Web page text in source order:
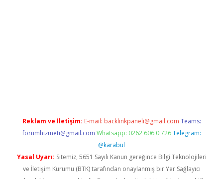
Reklam ve İletişim: E-mail: backlinkpaneli@gmail.com Teams:
forumhizmeti@gmail.com Whatsapp: 0262 606 0 726 Telegram:
@karabul
Yasal Uyarı: Sitemiz, 5651 Sayılı Kanun gereğince Bilgi Teknolojileri
ve İletişim Kurumu (BTK) tarafından onaylanmış bir Yer Sağlayıcı